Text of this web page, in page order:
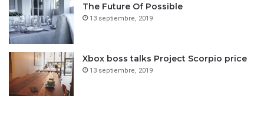
The Future Of Possible
13 septiembre, 2019
Xbox boss talks Project Scorpio price
13 septiembre, 2019